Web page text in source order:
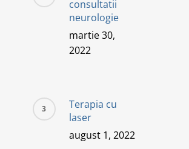
consultatii
neurologie
martie 30,
2022
Terapia cu
laser
august 1, 2022